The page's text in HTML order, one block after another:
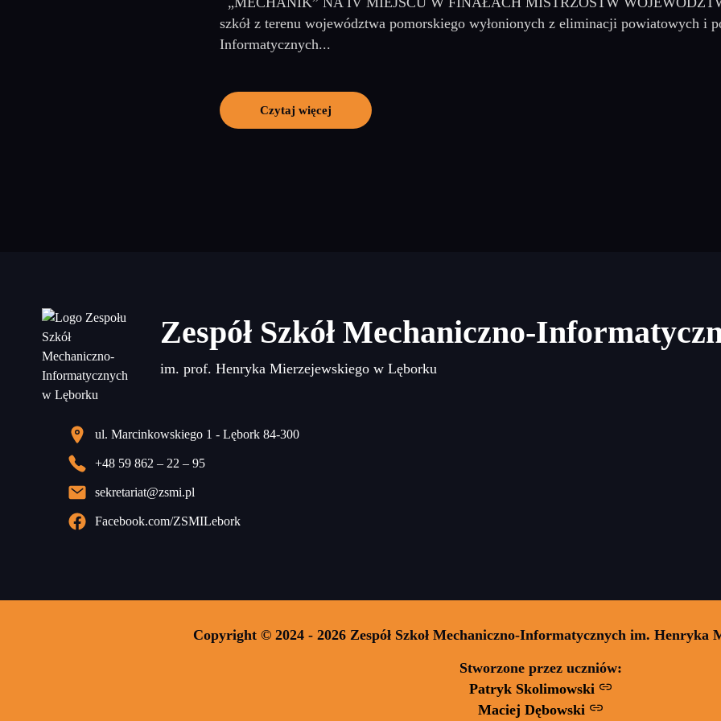
szkół z terenu województwa pomorskiego wyłonionych z eliminacji powiatowych i
Informatycznych...
Czytaj więcej
Zespół Szkół Mechaniczno-
im. prof. Henryka Mierzejewskiego w Lęborku
ul. Marcinkowskiego 1 - Lębork 84-300
+48 59 862 – 22 – 95
sekretariat@zsmi.pl
Facebook.com/ZSMILebork
Copyright © 2024 - 2026 Zespół Szkoł Mechaniczno-Informatycznych im. Henryka
Stworzone przez uczniów:
Patryk Skolimowski
Maciej Dębowski